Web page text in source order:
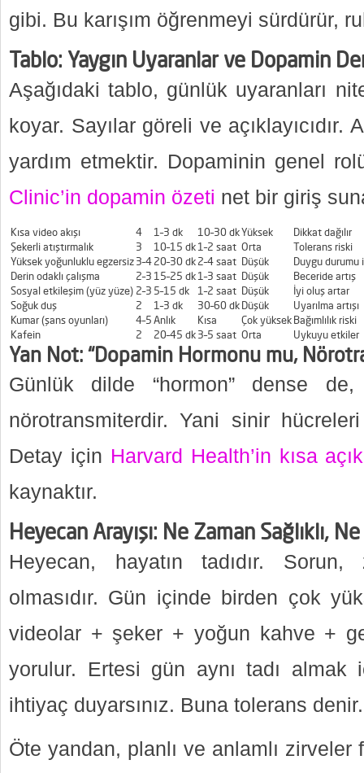
gibi. Bu karışım öğrenmeyi sürdürür,
Tablo: Yaygın Uyaranlar ve Dopamin
Aşağıdaki tablo, günlük uyaranları
koyar. Sayılar göreli ve açıklayıcıdır.
yardım etmektir. Dopaminin genel
Clinic’in dopamin özeti net bir giriş
Kısa video akışı 4 1–3 dk 10–30 dkYüksek
Dikkat dağılır
Şekerli atıştırmalık
3 10–15 dk1–2 saat Orta
Tolerans riski
Yüksek yoğunluklu egzersiz3–420–30 dk2–4 saat Düşük
Duygu durumu
Derin odaklı çalışma
2–3 15–25 dk1–3 saat Düşük
Beceride artış
Sosyal etkileşim (yüz yüze) 2–3 5–15 dk 1–2 saat Düşük
İyi oluş artar
Soğuk duş
2 1–3 dk 30–60 dkDüşük
Uyarılma artışı
Kumar (şans oyunları)
4–5Anlık Kısa Çok yüksekBağımlılık riski
Kafein
2 20–45 dk3–5 saat Orta Uykuyu etkiler
Yan Not: “Dopamin Hormonu mu,
Günlük dilde “hormon” dense
nörotransmiterdir. Yani sinir
Detay için Harvard Health’in kısa
kaynaktır.
Heyecan Arayışı: Ne Zaman Sağlıklı,
Heyecan, hayatın tadıdır.
olmasıdır. Gün içinde birden çok
videolar + şeker + yoğun kahve +
yorulur. Ertesi gün aynı tadı almak
ihtiyaç duyarsınız. Buna tolerans denir.
Öte yandan, planlı ve anlamlı zirveler